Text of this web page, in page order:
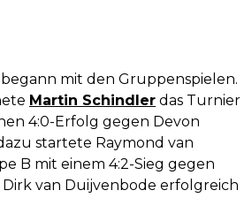
mit den Gruppenspielen.
Martin Schindler das Turnier
4:0-Erfolg gegen Devon
startete Raymond van
B mit einem 4:2-Sieg gegen
Dirk van Duijvenbode erfolgreich